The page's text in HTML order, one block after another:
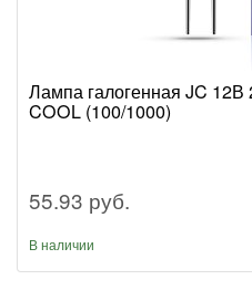
Лампа галогенная JC 12В
COOL (100/1000)
55.93 руб.
В наличии